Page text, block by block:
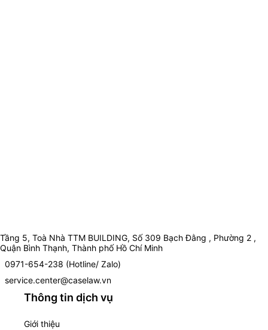
Tầng 5, Toà Nhà TTM BUILDING, Số 309 Bạch Đằng , Phường 2 ,
Quận Bình Thạnh, Thành phố Hồ Chí Minh
0971-654-238 (Hotline/ Zalo)
service.center@caselaw.vn
Thông tin dịch vụ
Giới thiệu